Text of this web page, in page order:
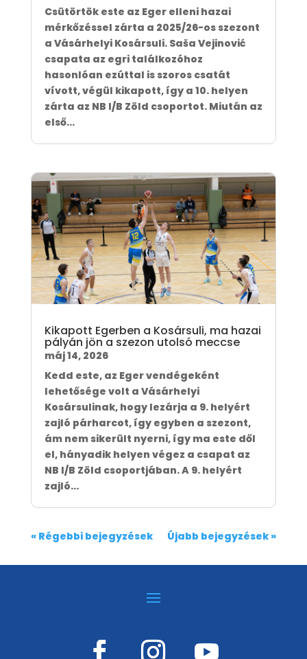
Csütörtök este az Eger elleni hazai
mérkőzéssel zárta a 2025/26-os szezont
a Vásárhelyi Kosársuli. Saša Vejinović
csapata az egri találkozóhoz
hasonlóan ezúttal is szoros csatát
vívott, végül kikapott, így a 10. helyen
zárta az NB I/B Zöld csoportot. Miután az
első...
Kikapott Egerben a Kosársuli, ma hazai
pályán jön a szezon utolsó meccse
máj 14, 2026
Kedd este, az Eger vendégeként
lehetősége volt a Vásárhelyi
Kosársulinak, hogy lezárja a 9. helyért
zajló párharcot, így egyben a szezont,
ám nem sikerült nyerni, így ma este dől
el, hányadik helyen végez a csapat az
NB I/B Zöld csoportjában. A 9. helyért
zajló...
« Régebbi bejegyzések Újabb bejegyzések »